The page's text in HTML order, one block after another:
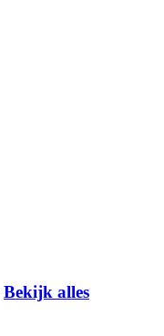
Bekijk alles